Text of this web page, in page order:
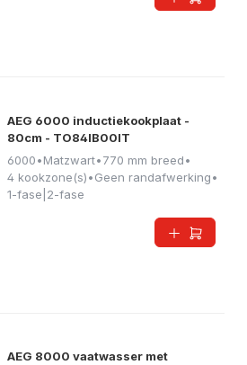
AEG 6000 inductiekookplaat -
80cm - TO84IB00IT
6000•Matzwart•770 mm breed•
4 kookzone(s)•Geen randafwerking•
1-fase|2-fase
AEG 8000 vaatwasser met